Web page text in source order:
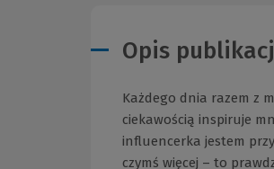
Opis
Każdego dnia razem z
ciekawością inspiruje
influencerka jestem
czymś więcej – to